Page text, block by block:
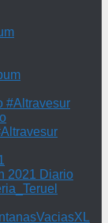
#Altravesur
2021 Diario